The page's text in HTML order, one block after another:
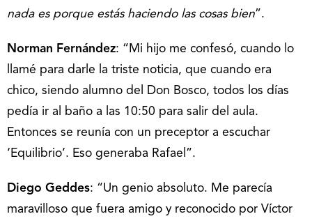
nada es porque estás haciendo las cosas bien”.
Norman Fernández: “Mi hijo me confesó, cuando lo
llamé para darle la triste noticia, que cuando era
chico, siendo alumno del Don Bosco, todos los días
pedía ir al baño a las 10:50 para salir del aula.
Entonces se reunía con un preceptor a escuchar
‘Equilibrio’. Eso generaba Rafael”.
Diego Geddes: “Un genio absoluto. Me parecía
maravilloso que fuera amigo y reconocido por Víctor